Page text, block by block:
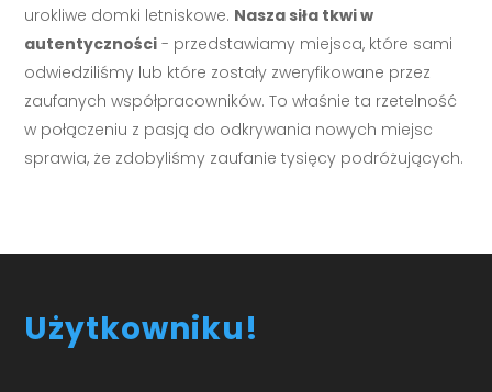
urokliwe domki letniskowe. Nasza siła tkwi w
autentyczności - przedstawiamy miejsca, które sami
odwiedziliśmy lub które zostały zweryfikowane przez
zaufanych współpracowników. To właśnie ta rzetelność
w połączeniu z pasją do odkrywania nowych miejsc
sprawia, że zdobyliśmy zaufanie tysięcy podróżujących.
Użytkowniku!